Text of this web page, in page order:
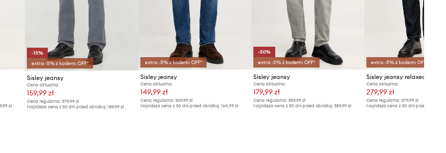
zł
-15%
extra -5% z kodem: OFF*
Sisley jeansy
Cena aktualna:
159,99 zł
Cena regularna: 379,99 zł
Najniższa cena z 30 dni przed obniżką: 189,99 zł
extra -5% z kodem: OFF*
Sisley jeansy
Cena aktualna:
149,99 zł
Cena regularna: 329,99 zł
Najniższa cena z 30 dni przed obniżką: 164,99 zł
-50%
extra -5% z kodem: OFF*
Sisley jeansy
Cena aktualna:
179,99 zł
Cena regularna:359,99 zł
Najniższa cena z 30 dni przed obniżką:359,99 zł
extra -5% z kodem: OFF*
Sisley jeansy relaxed fit
Cena aktualna:
279,99 zł
Cena regularna: 379,99 zł
Najniższa cena z 30 dni przed obniżką: